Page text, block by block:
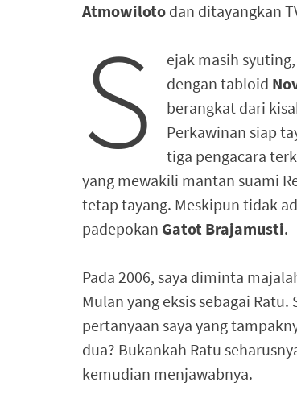
Atmowiloto dan ditayangkan
S
ejak masih
dengan tabloid
berangkat dari
Perkawinan siap
tiga pengacara
yang mewakili mantan suami
tetap tayang. Meskipun tidak
padepokan Gatot Brajamusti.
Pada 2006, saya diminta
Mulan yang eksis sebagai
pertanyaan saya yang
dua? Bukankah Ratu
kemudian menjawabnya.